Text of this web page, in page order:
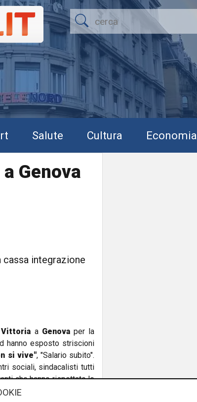
Salute Cultura Economia
Genova
cassa integrazione
Vittoria a Genovaper la
hanno esposto striscioni
si vive", "Salario subito".
sociali, sindacalisti tutti
che hanno rispettato le
giusto salario.